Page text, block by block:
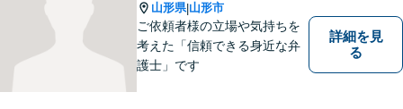
山形県|山形市
ご依頼者様の立場や気持ちを
考えた「信頼できる身近な弁
護士」です
詳細を見
る